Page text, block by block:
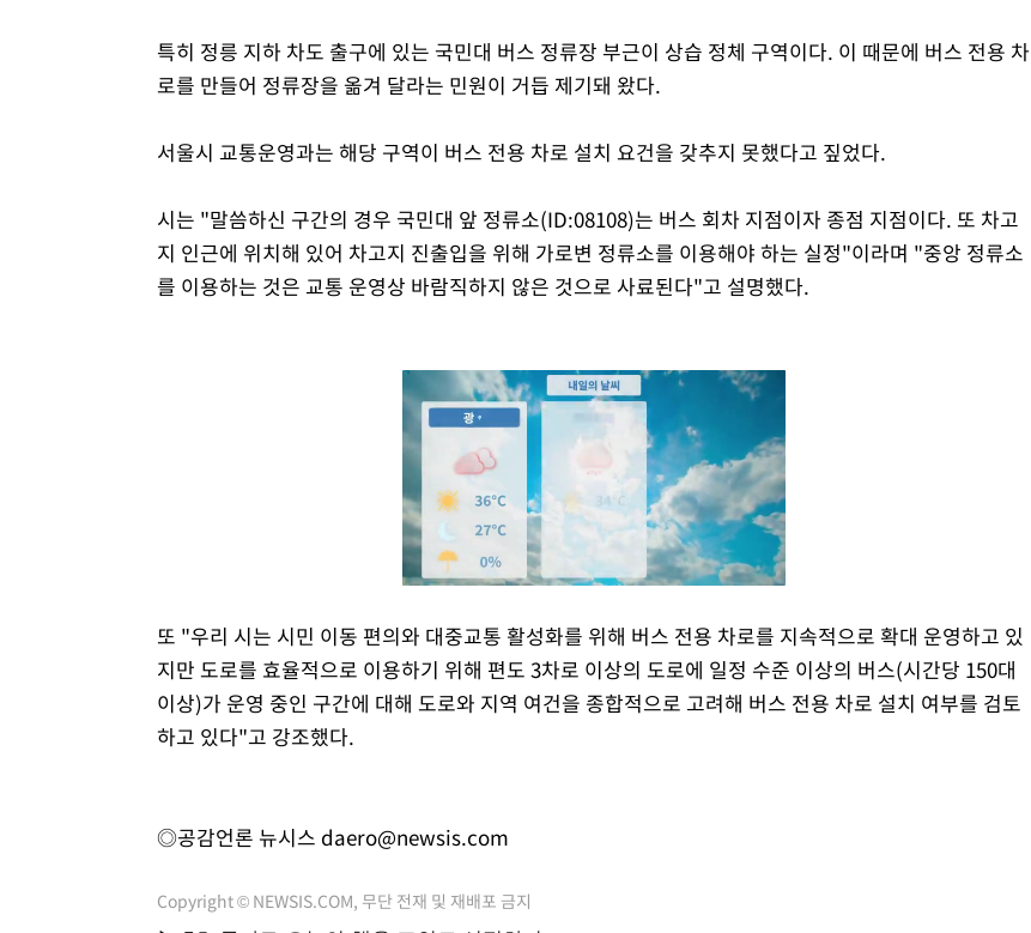
특히 정릉 지하 차도 출구에 있는 국민대 버스 정류장 부근이 상습 정체 구역이다. 이 때문에 버스 전용 차
로를 만들어 정류장을 옮겨 달라는 민원이 거듭 제기돼 왔다.
서울시 교통운영과는 해당 구역이 버스 전용 차로 설치 요건을 갖추지 못했다고 짚었다.
시는 "말씀하신 구간의 경우 국민대 앞 정류소(ID:08108)는 버스 회차 지점이자 종점 지점이다. 또 차고
지 인근에 위치해 있어 차고지 진출입을 위해 가로변 정류소를 이용해야 하는 실정"이라며 "중앙 정류소
를 이용하는 것은 교통 운영상 바람직하지 않은 것으로 사료된다"고 설명했다.
Mute
또 "우리 시는 시민 이동 편의와 대중교통 활성화를 위해 버스 전용 차로를 지속적으로 확대 운영하고 있
지만 도로를 효율적으로 이용하기 위해 편도 3차로 이상의 도로에 일정 수준 이상의 버스(시간당 150대
이상)가 운영 중인 구간에 대해 도로와 지역 여건을 종합적으로 고려해 버스 전용 차로 설치 여부를 검토
하고 있다"고 강조했다.
◎공감언론 뉴시스 daero@newsis.com
Copyright © NEWSIS.COM, 무단 전재 및 재배포 금지